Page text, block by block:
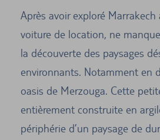
Après avoir exploré
voiture de location, ne
la découverte des paysages
environnants. Notamment en
oasis de Merzouga. Cette
entièrement construite en
périphérie d’un paysage de